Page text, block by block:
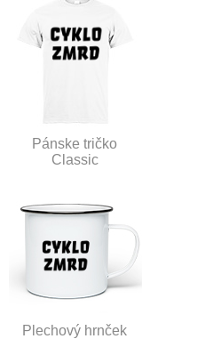
Pánske tričko
Classic
Plechový hrnček